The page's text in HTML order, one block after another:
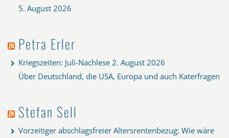
5. August 2026
Petra Erler
Kriegszeiten: Juli-Nachlese 2. August 2026
Über Deutschland, die USA, Europa und auch Katerfragen
Stefan Sell
Vorzeitiger abschlagsfreier Altersrentenbezug: Wie wäre